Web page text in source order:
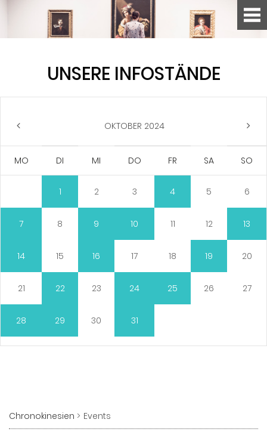
UNSERE INFOSTÄNDE
OKTOBER 2024
MO DI MI DO FR SA SO
1 2 3 4 5 6
7 8 9 10 11 12 13
14 15 16 17 18 19 20
21 22 23 24 25 26 27
28 29 30 31
Chronokinesien Events